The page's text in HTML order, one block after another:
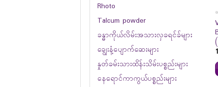
Rhoto
Talcum powder
ခန္ဓာကိုယ်လိမ်းအသားလှခရင်ခ်များ
ချွေးနံ့ပျောက်ဆေးများ
နှုတ်ခမ်းသားထိန်းသိမ်းပစ္စည်းများ
နေရောင်ကာကွယ်ပစ္စည်းများ